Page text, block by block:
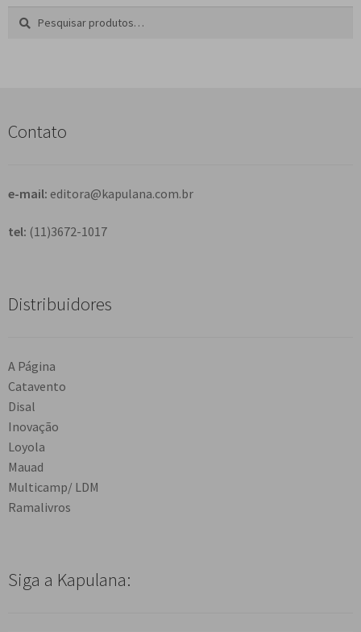
Pesquisar
a
Contato
e-mail: editora@kapulana.com.br
tel: (11)3672-1017
Distribuidores
A Página
Catavento
Disal
Inovação
Loyola
Mauad
Multicamp/ LDM
Ramalivros
Siga a Kapulana: